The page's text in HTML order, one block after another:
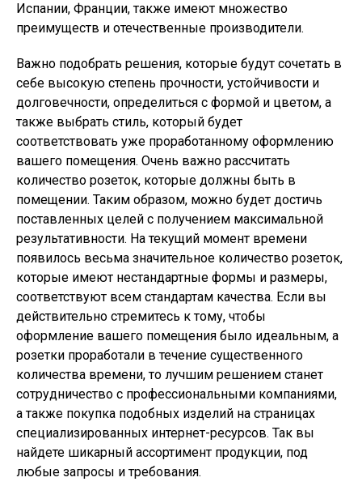
Испании, Франции, также имеют множество
преимуществ и отечественные производители.
Важно подобрать решения, которые будут сочетать в
себе высокую степень прочности, устойчивости и
долговечности, определиться с формой и цветом, а
также выбрать стиль, который будет
соответствовать уже проработанному оформлению
вашего помещения. Очень важно рассчитать
количество розеток, которые должны быть в
помещении. Таким образом, можно будет достичь
поставленных целей с получением максимальной
результативности. На текущий момент времени
появилось весьма значительное количество розеток,
которые имеют нестандартные формы и размеры,
соответствуют всем стандартам качества. Если вы
действительно стремитесь к тому, чтобы
оформление вашего помещения было идеальным, а
розетки проработали в течение существенного
количества времени, то лучшим решением станет
сотрудничество с профессиональными компаниями,
а также покупка подобных изделий на страницах
специализированных интернет-ресурсов. Так вы
найдете шикарный ассортимент продукции, под
любые запросы и требования.